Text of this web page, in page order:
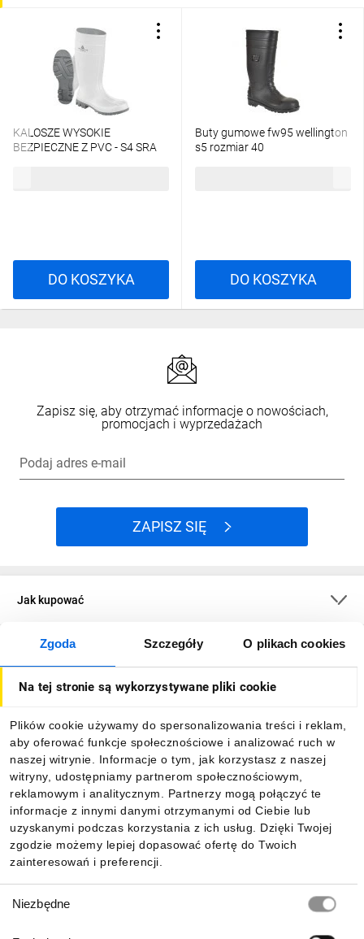
Zgoda Szczegóły O plikach cookies
Na tej stronie są wykorzystywane pliki cookie
Plików cookie używamy do spersonalizowania treści i reklam,
aby oferować funkcje społecznościowe i analizować ruch w
naszej witrynie. Informacje o tym, jak korzystasz z naszej
witryny, udostępniamy partnerom społecznościowym,
reklamowym i analitycznym. Partnerzy mogą połączyć te
informacje z innymi danymi otrzymanymi od Ciebie lub
uzyskanymi podczas korzystania z ich usług. Dzięki Twojej
zgodzie możemy lepiej dopasować ofertę do Twoich
zainteresowań i preferencji.
zgody
Niezbędne
KALOSZE WYSOKIE
BEZPIECZNE Z PVC - S4 SRA
DO KOSZYKA
Buty gumowe fw95 wellington
s5 rozmiar 40
DO KOSZYKA
Zapisz się, aby otrzymać informacje o nowościach,
promocjach i wyprzedażach
Podaj adres e-mail
ZAPISZ SIĘ
Jak kupować
O firmie
Informacje
Pobierz naszą aplikację mobilną: